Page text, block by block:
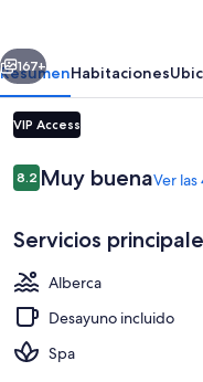
All
Inclusive
Siguiente
167+
ResumenHabitaciones
VIP Access
Opiniones
8.28.2 de 10,
Muy buenaVer
Servicios
Alberca
Desayuno incluido
Spa